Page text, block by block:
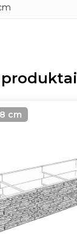
produktai
cm